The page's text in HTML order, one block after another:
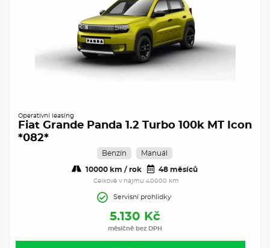
Operativní leasing
Fiat Grande Panda 1.2 Turbo 100k MT Icon
*082*
Benzín Manuál
10000 km / rok 48 měsíců
Celkově v nájmu 40000 km
Servisní prohlídky
5.130 Kč
měsíčně bez DPH